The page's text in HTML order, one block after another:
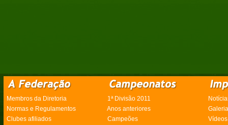
Membros da Diretoria 1ª Divisão 2011
Normas e Regulamentos
Anos anteriores
Clubes afiliados
Campeões
Vídeos